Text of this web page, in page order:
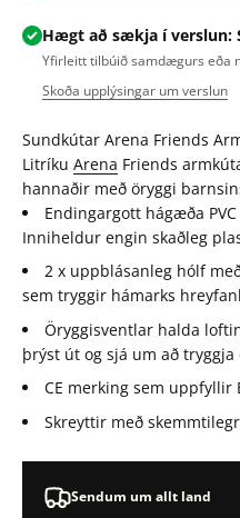
Hægt að sækja í verslun:
Yfirleitt tilbúið samdægurs eða
Skoða upplýsingar um verslun
Sundkútar Arena Friends
Litríku Arena Friends
hannaðir með öryggi
Endingargott hágæða
Inniheldur engin skaðleg
2 x uppblásanleg hólf
sem tryggir hámarks
Öryggisventlar halda
þrýst út og sjá um að
CE merking sem uppfyllir
Skreyttir með
Sendum um allt land